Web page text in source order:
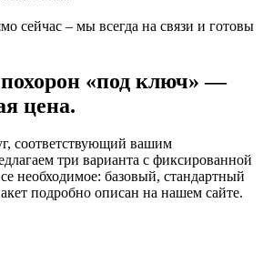
сейчас – мы всегда на связи и готовы
«под ключ» —
цена.
соответствующий вашим
три варианта с фиксированной
необходимое: базовый, стандартный
подробно описан на нашем сайте.